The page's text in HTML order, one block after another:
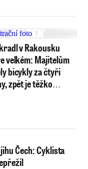
v Rakousku
velkém: Majitelům
bicykly za čtyři
zpět je těžko
Čech: Cyklista